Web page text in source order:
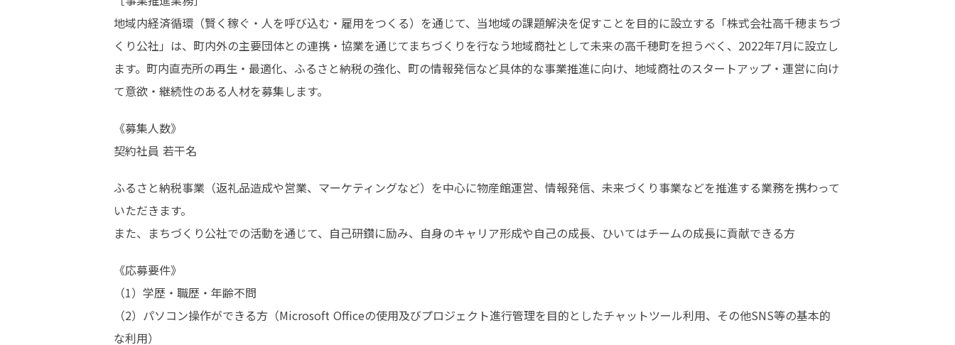
地域内経済循環（賢く稼ぐ・人を呼び込む・雇用をつくる）を通じて、当地域の課題解決を促すことを目的に設立する「株式会社高千穂まちづ
くり公社」は、町内外の主要団体との連携・協業を通じてまちづくりを行なう地域商社として未来の高千穂町を担うべく、2022年7月に設立し
ます。町内直売所の再生・最適化、ふるさと納税の強化、町の情報発信など具体的な事業推進に向け、地域商社のスタートアップ・運営に向け
て意欲・継続性のある人材を募集します。
《募集人数》
契約社員 若干名
ふるさと納税事業（返礼品造成や営業、マーケティングなど）を中心に物産館運営、情報発信、未来づくり事業などを推進する業務を携わって
いただきます。
また、まちづくり公社での活動を通じて、自己研鑽に励み、自身のキャリア形成や自己の成長、ひいてはチームの成長に貢献できる方
《応募要件》
（1）学歴・職歴・年齢不問
（2）パソコン操作ができる方（Microsoft Officeの使用及びプロジェクト進行管理を目的としたチャットツール利用、その他SNS等の基本的
な利用）